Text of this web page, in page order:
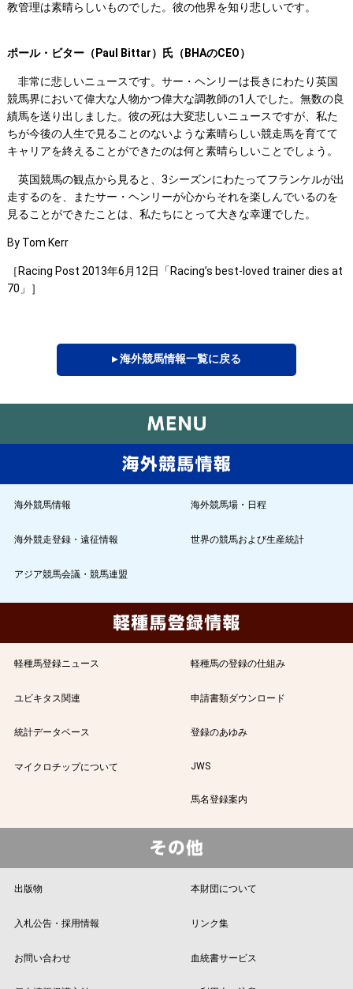
教管理は素晴らしいものでした。彼の他界を知り悲しいです。
ポール・ビター（Paul Bittar）氏（BHAのCEO）
非常に悲しいニュースです。サー・ヘンリーは長きにわたり英国
競馬界において偉大な人物かつ偉大な調教師の1人でした。無数の良
績馬を送り出しました。彼の死は大変悲しいニュースですが、私た
ちが今後の人生で見ることのないような素晴らしい競走馬を育てて
キャリアを終えることができたのは何と素晴らしいことでしょう。
英国競馬の観点から見ると、3シーズンにわたってフランケルが出
走するのを、またサー・ヘンリーが心からそれを楽しんでいるのを
見ることができたことは、私たちにとって大きな幸運でした。
By Tom Kerr
［Racing Post 2013年6月12日「Racing’s best-loved trainer dies at
70」］
▸ 海外競馬情報一覧に戻る
海外競馬情報 海外競馬場・日程
海外競走登録・遠征情報 世界の競馬および生産統計
アジア競馬会議・競馬連盟
軽種馬登録ニュース 軽種馬の登録の仕組み
ユビキタス関連 申請書類ダウンロード
統計データベース 登録のあゆみ
マイクロチップについて JWS
馬名登録案内
出版物 本財団について
入札公告・採用情報 リンク集
お問い合わせ 血統書サービス